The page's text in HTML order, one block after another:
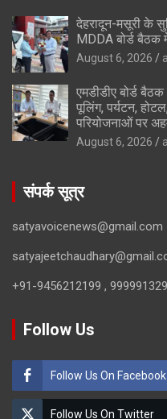
देहरादून-मसूरी के
MDDA बोर्ड बैठक
August 6, 2026
एमडीडीए बोर्ड
पूलिंग, पर्यटन,
परियोजनाओं पर
August 6, 2026
संपर्क सूत्र
satyavoicenews@gmail.com
+91-9456212199 ,
Follow Us
Follow Us On Facebook
Follow Us On Twitter